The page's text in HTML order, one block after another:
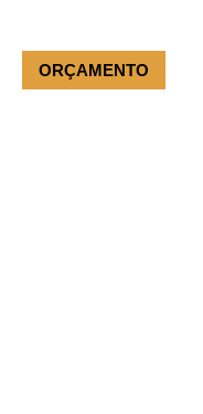
ORÇAMENTO